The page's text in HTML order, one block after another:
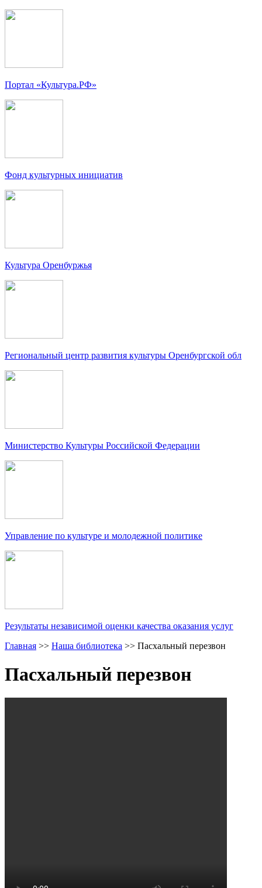
Портал «Культура.РФ»
Фонд культурных инициатив
Культура Оренбуржья
Региональный центр развития культуры Оренбургской обл
Министерство Культуры Российской Федерации
Управление по культуре и молодежной политике
Результаты независимой оценки качества оказания услуг
Главная >> Наша библиотека >> Пасхальный перезвон
Пасхальный перезвон